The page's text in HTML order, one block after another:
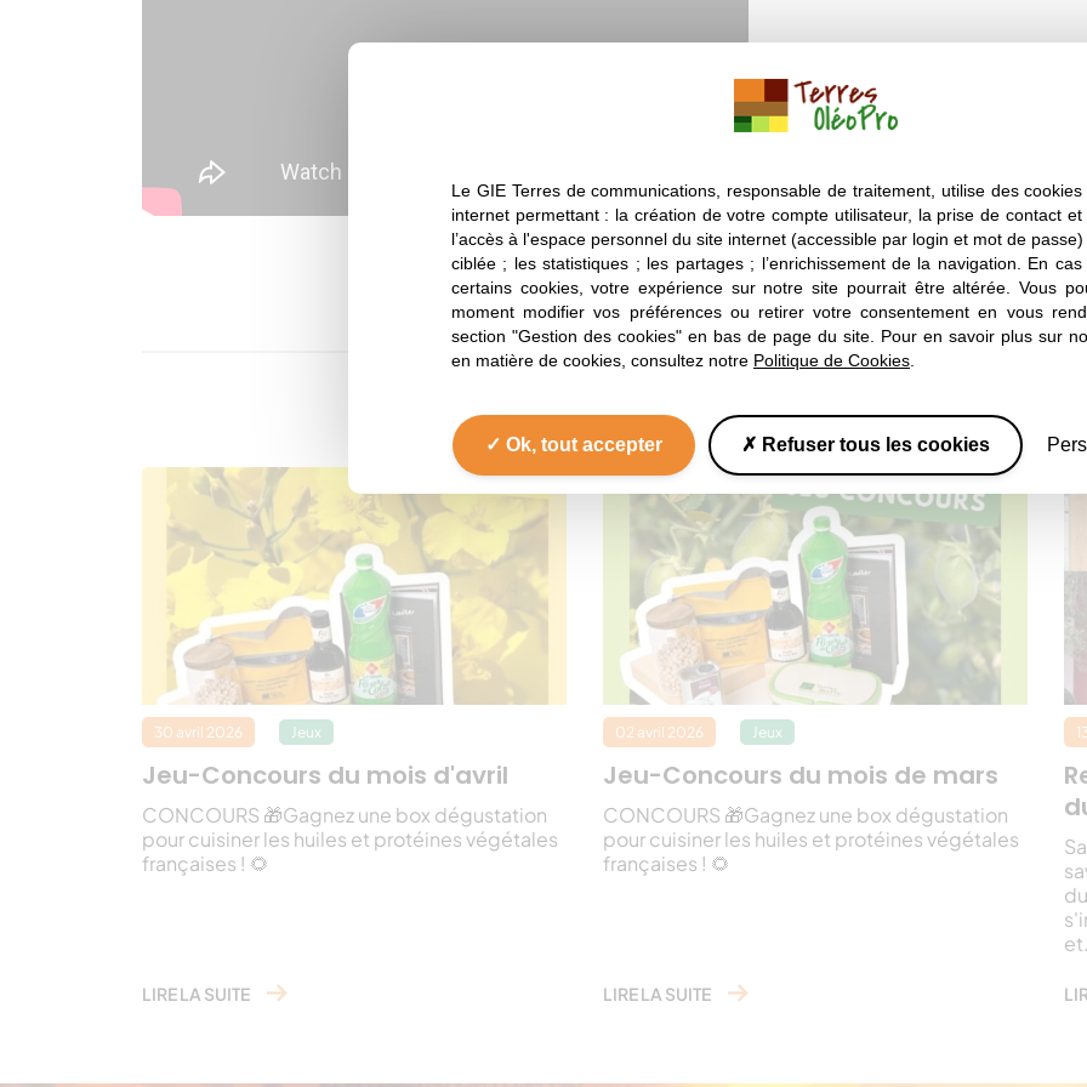
Le GIE Terres de communications, responsable de traitement, utilise des
internet permettant : la création de votre compte utilisateur, la prise de contact et
l’accès à l'espace personnel du site internet (accessible par login et mot de
ciblée ; les statistiques ; les partages ; l’enrichissement de la navigation. En
certains cookies, votre expérience sur notre site pourrait être altérée. Vous
moment modifier vos préférences ou retirer votre consentement en vous
section "Gestion des cookies" en bas de page du site. Pour en savoir plus sur
en matière de cookies, consultez notre Politique de Cookies
Ok, tout accepter Refuser tous les cookies
A lire aussi
Quoi de neuf sur les huiles et protéines
30 avril 2026 Jeux
Jeu-Concours du mois d'avril
CONCOURS 🎁Gagnez une box dégustation
pour cuisiner les huiles et protéines végétales
françaises ! 🌻
LIRE LA SUITE
02 avril 2026 Jeux
Jeu-Concours du mois de mars
CONCOURS 🎁Gagnez une box dégustation
pour cuisiner les huiles et protéines végétales
françaises ! 🌻
LIRE LA SUITE